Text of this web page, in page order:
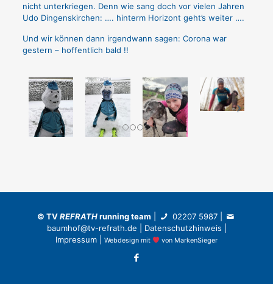
nicht unterkriegen. Denn wie sang doch vor vielen Jahren
Udo Dingenskirchen: …. hinterm Horizont geht’s weiter ….
Und wir können dann irgendwann sagen: Corona war
gestern – hoffentlich bald !!
©TVREFRATHrunning team 02207 5987|
baumhof@tv-refrath.de
Datenschutzhinweis
Impressum| Webdesignmit von MarkenSieger